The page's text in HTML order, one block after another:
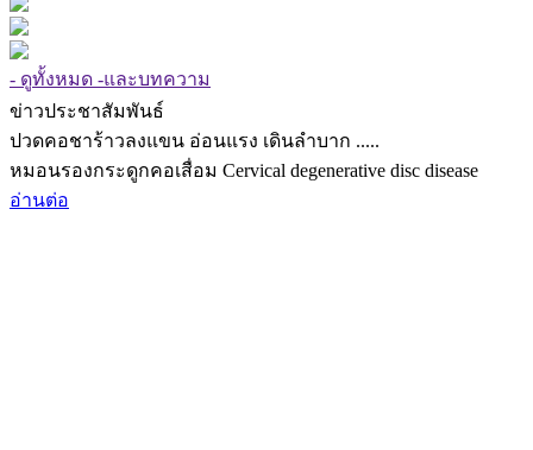
- ดูทั้งหมด -และบทความ
ข่าวประชาสัมพันธ์
ปวดคอชาร้าวลงแขน อ่อนแรง เดินลำบาก .....
หมอนรองกระดูกคอเสื่อม Cervical degenerative disc disease
อ่านต่อ